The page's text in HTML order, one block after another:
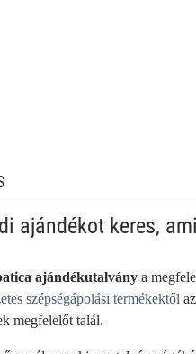
ajándékot keres,
ajándékutalvány a
szépségápolási termékektől az
megfelelőt talál.